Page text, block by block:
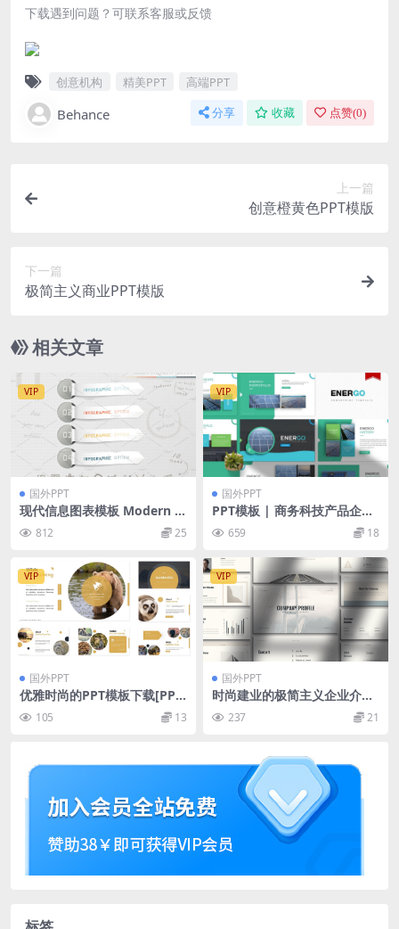
下载遇到问题？可联系客服或反馈
创意机构 精美PPT 高端PPT
Behance 分享 收藏 点赞(0)
上一篇
创意橙黄色PPT模版
下一篇
极简主义商业PPT模版
相关文章
VIP
国外PPT
现代信息图表模板 Modern In
fographic Options
812 25
VIP
国外PPT
PPT模板 | 商务科技产品企业
品牌图标数据精美演示文稿
659 18
VIP
国外PPT
优雅时尚的PPT模板下载[PPT
X] 105 13
VIP
国外PPT
时尚建业的极简主义企业介绍
PPT模板
237 21